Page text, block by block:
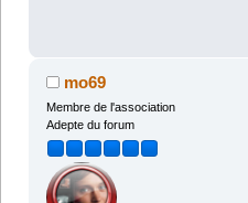
mo69
Membre de l'association
Adepte du forum